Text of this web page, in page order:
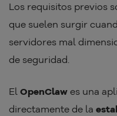
Los requisitos previos
que suelen surgir
servidores mal
de seguridad.
El OpenClaw es una
directamente de la